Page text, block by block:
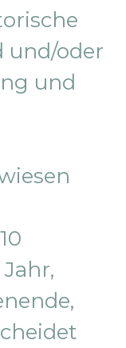
und/oder
und